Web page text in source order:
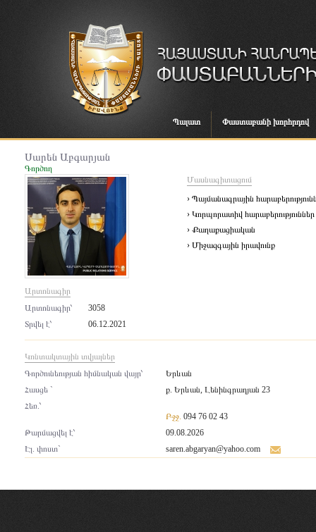
Պալատ Փաստաբանի խորհրդով
Սարեն Աբգարյան
Գործող
Արտոնագիր
Արտոնագիր՝
3058
Տրվել է՝
06.12.2021
Մասնագիտացում
› Պայմանագրային
› Կորպորատիվ հարաբերություններ
› Քաղաքացիական
› Միջազգային իրավունք
Կոնտակտային տվյալներ
Գործունեության հիմնական վայր՝
Երևան
Հասցե `
ք. Երևան, Լենինգրադյան 23
Հեռ.՝
Բջջ. 094 76 02 43
Թարմացվել է՝
09.08.2026
Էլ. փոստ`
saren.abgaryan@yahoo.com